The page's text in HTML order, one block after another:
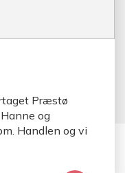
Præstø
og
Handlen og vi